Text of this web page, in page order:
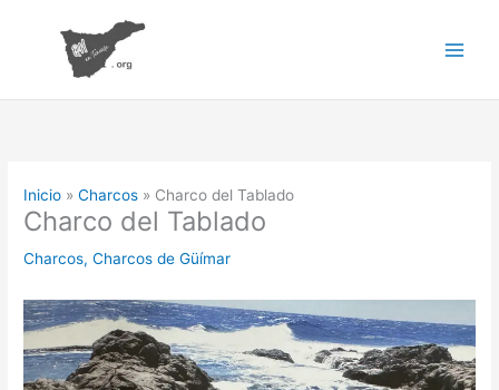
contenido
Inicio Charcos Charco del Tablado
Charco del Tablado
Charcos,Charcos de Güímar